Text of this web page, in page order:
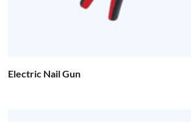
Electric Nail Gun